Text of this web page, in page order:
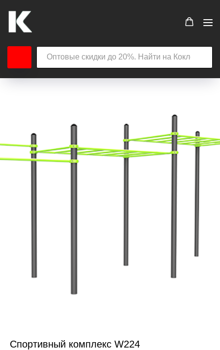
Спортивный комплекс W224